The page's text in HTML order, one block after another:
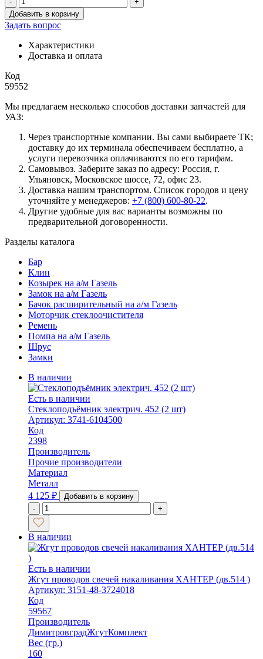
Количество
товара
Ось
дверной
петли
Добавить в корзину
Задать вопрос
Характеристики
Доставка и оплата
Код
59552
Мы предлагаем несколько способов доставки запчастей для
УАЗ:
Через транспортные компании. Вы сами выбираете ТК;
доставку до их терминала обеспечиваем бесплатно, а
услуги перевозчика оплачиваются по его тарифам.
Самовывоз. Заберите заказ по адресу: Россия, г.
Ульяновск, Московское шоссе, 72, офис 23.
Доставка нашим транспортом. Список городов и цену
уточняйте у менеджеров: +7 (800) 600-80-22.
Другие удобные для вас варианты возможны по
предварительной договоренности.
Разделы каталога
Бар
Клин
Козырек на а/м Газель
Замок на а/м Газель
Бачок расширительный на а/м Газель
Моторчик стеклоочистителя
Ремень
Помпа на а/м Газель
Шрус
Замки
В наличии
Есть в наличии
Стеклоподъёмник электрич. 452 (2 шт)
Артикул: 3741-6104500
Код
2398
Производитель
Прочие производители
Материал
Металл
4 125 ₽
Добавить в корзину
-
+
В наличии
Есть в наличии
Жгут проводов свечей накаливания ХАНТЕР (дв.514 )
Артикул: 3151-48-3724018
Код
59567
Производитель
ДимитровградЖгутКомплект
Вес (гр.)
160